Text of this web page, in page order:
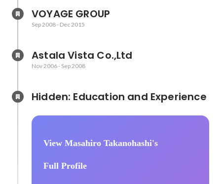
VOYAGE GROUP
Sep 2008- Dec 2015
Astala Vista Co.,Ltd
Nov 2006- Sep 2008
View Masahiro Takanohashi's
Full Profile